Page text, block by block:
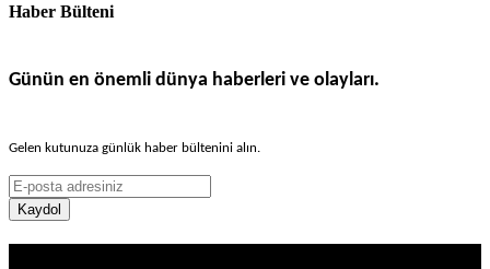
Haber Bülteni
Günün en önemli dünya haberleri ve olayları.
Gelen kutunuza günlük haber bültenini alın.
Kaydol